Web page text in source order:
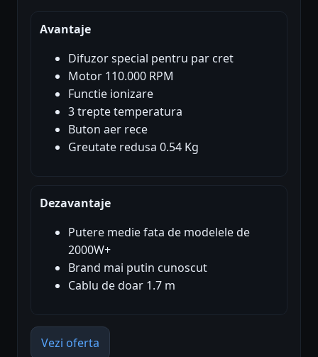
Avantaje
Difuzor special pentru par cret
Motor 110.000 RPM
Functie ionizare
3 trepte temperatura
Buton aer rece
Greutate redusa 0.54 Kg
Dezavantaje
Putere medie fata de modelele de
2000W+
Brand mai putin cunoscut
Cablu de doar 1.7 m
Vezi oferta